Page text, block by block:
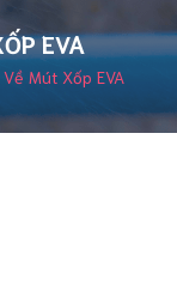
EVA
Mút Xốp EVA